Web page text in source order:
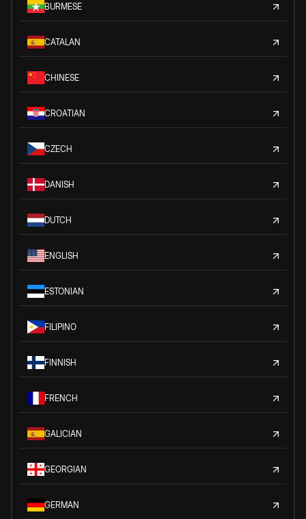
BURMESE
CATALAN
CHINESE
CROATIAN
CZECH
DANISH
DUTCH
ENGLISH
ESTONIAN
FILIPINO
FINNISH
FRENCH
GALICIAN
GEORGIAN
GERMAN